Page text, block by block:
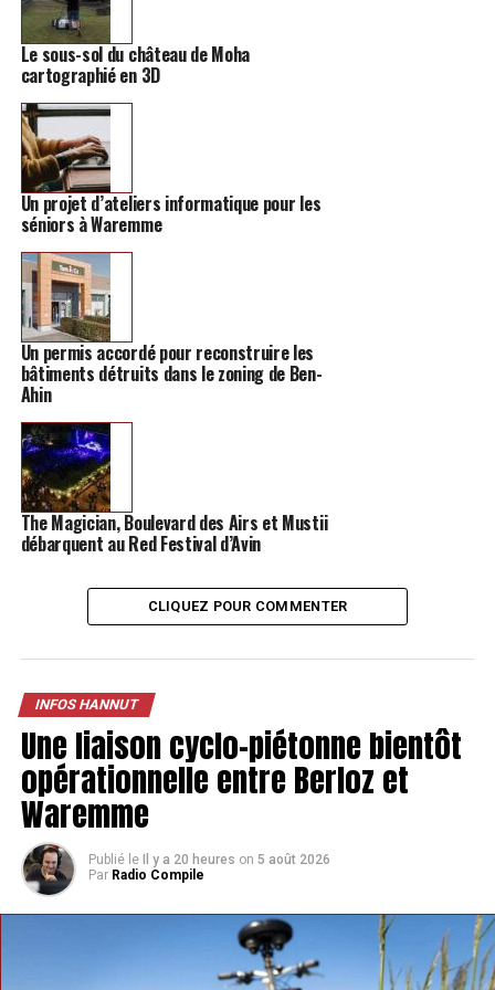
Une nouvelle évaluation aura lieu ensuite, avec la
possibilité de prolonger encore la mesure par périodes
d’un mois. Ces sanctions administratives, distinctes des
procédures judiciaires qui concernent certains dossiers,
visent à ramener le calme.
En parallèle, la mesure de fermeture anticipée des deux
présent, a pris fin. Ces établissements, qui pouvaient
rester ouverts jusqu’à 3 h du matin en fin de semaine,
Le sous-sol du château de Moha
cartographié en 3D
Un projet d’ateliers informatique pour les
séniors à Waremme
Un permis accordé pour reconstruire les
bâtiments détruits dans le zoning de Ben-
Ahin
The Magician, Boulevard des Airs et Mustii
débarquent au Red Festival d’Avin
CLIQUEZ POUR COMMENTER
INFOS HANNUT
Une liaison cyclo-piétonne bientôt
opérationnelle entre Berloz et
Waremme
Publié le Il y a 20 heures on 5 août 2026
Par Radio Compile